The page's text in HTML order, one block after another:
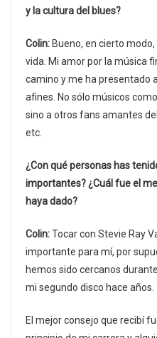
y la cultura del blues?
Colin: Bueno, en cierto
vida. Mi amor por la música
camino y me ha presentado
afines. No sólo músicos
sino a otros fans amantes
etc.
¿Con qué personas has
importantes? ¿Cuál fue el
haya dado?
Colin:Tocar con Stevie Ray
importante para mí, por
hemos sido cercanos
mi segundo disco hace años.
El mejor consejo que recibí